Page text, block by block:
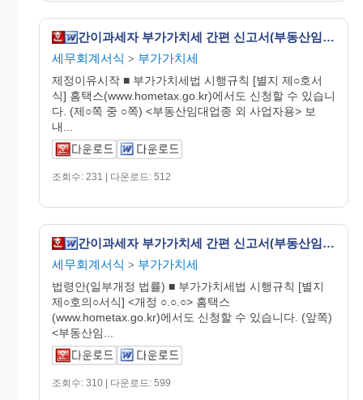
간이과세자 부가가치세 간편 신고서(부동산임대업종 외 사업자용), 매입처별 세금계산서합계표 [부가가치세법 시행규칙 서식46]
세무회계서식 > 부가가치세
제정이유시작 ■ 부가가치세법 시행규칙 [별지 제○호서
식] 홈택스(www.hometax.go.kr)에서도 신청할 수 있습니
다. (제○쪽 중 ○쪽) <부동산임대업종 외 사업자용> 보
내...
조회수: 231 | 다운로드: 512
간이과세자 부가가치세 간편 신고서(부동산임대업종 외 사업자용), 매입처별 세금계산서 합계표 [(구)부가가치세법 시행규칙 서식20의9]
세무회계서식 > 부가가치세
법령안(일부개정 법률) ■ 부가가치세법 시행규칙 [별지
제○호의○서식] <개정 ○.○.○> 홈택스
(www.hometax.go.kr)에서도 신청할 수 있습니다. (앞쪽)
<부동산임...
조회수: 310 | 다운로드: 599